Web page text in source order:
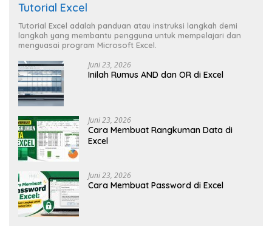
Tutorial Excel
Tutorial Excel adalah panduan atau instruksi langkah demi
langkah yang membantu pengguna untuk mempelajari dan
menguasai program Microsoft Excel.
Juni 23, 2026
Inilah Rumus AND dan OR di Excel
Juni 23, 2026
Cara Membuat Rangkuman Data di
Excel
Juni 23, 2026
Cara Membuat Password di Excel